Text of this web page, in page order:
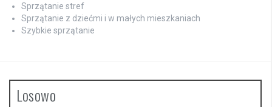
Sprzątanie stref
Sprzątanie z dziećmi i w małych mieszkaniach
Szybkie sprzątanie
Losowo